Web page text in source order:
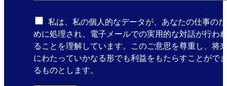
私は、私の個人的なデータが、あなたの仕事のた
めに処理され、電子メールでの実用的な対話が行わ
ることを理解しています。このご意思を尊重し、将
にわたっていかなる形でも利益をもたらすことがで
るものとします。